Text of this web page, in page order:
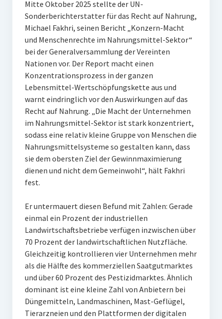
Mitte Oktober 2025 stellte der UN-
Sonderberichterstatter für das Recht auf Nahrung,
Michael Fakhri, seinen Bericht „Konzern-Macht
und Menschenrechte im Nahrungsmittel-Sektor“
bei der Generalversammlung der Vereinten
Nationen vor. Der Report macht einen
Konzentrationsprozess in der ganzen
Lebensmittel-Wertschöpfungskette aus und
warnt eindringlich vor den Auswirkungen auf das
Recht auf Nahrung. „Die Macht der Unternehmen
im Nahrungsmittel-Sektor ist stark konzentriert,
sodass eine relativ kleine Gruppe von Menschen die
Nahrungsmittelsysteme so gestalten kann, dass
sie dem obersten Ziel der Gewinnmaximierung
dienen und nicht dem Gemeinwohl“, hält Fakhri
fest.
Er untermauert diesen Befund mit Zahlen: Gerade
einmal ein Prozent der industriellen
Landwirtschaftsbetriebe verfügen inzwischen über
70 Prozent der landwirtschaftlichen Nutzfläche.
Gleichzeitig kontrollieren vier Unternehmen mehr
als die Hälfte des kommerziellen Saatgutmarktes
und über 60 Prozent des Pestizidmarktes. Ähnlich
dominant ist eine kleine Zahl von Anbietern bei
Düngemitteln, Landmaschinen, Mast-Geflügel,
Tierarzneien und den Plattformen der digitalen